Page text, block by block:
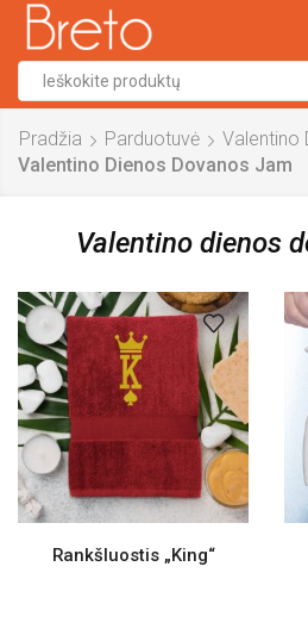
Pradžia Parduotuvė
Valentino
Valentino Dienos Dovanos Jam
Valentino dienos
Rankšluostis „King“